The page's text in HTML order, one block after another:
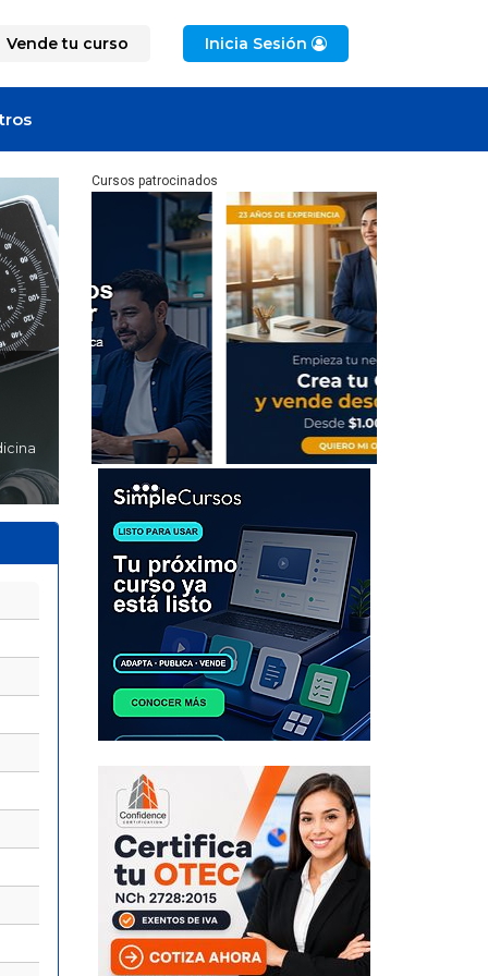
Vende tu curso Inicia Sesión
Cursos patrocinados